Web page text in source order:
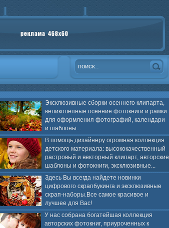
Эксклюзивные сборки осеннего клипарта,
великолепные осенние фотокниги и рамки
для оформления фотографий, календари
и шаблоны...
В помощь дизайнеру огромная коллекция
детского материала: высококачественный
растровый и векторный клипарт, авторские
шаблоны и фотокниги, эксклюзивные...
Здесь Вы всегда найдете новинки
цифрового скрапбукинга и эксклюзивные
скрап-наборы.Все самое красивое и
лучшее для Вас!
У нас собрана богатейшая коллекция
авторских фотокниг, приуроченных к